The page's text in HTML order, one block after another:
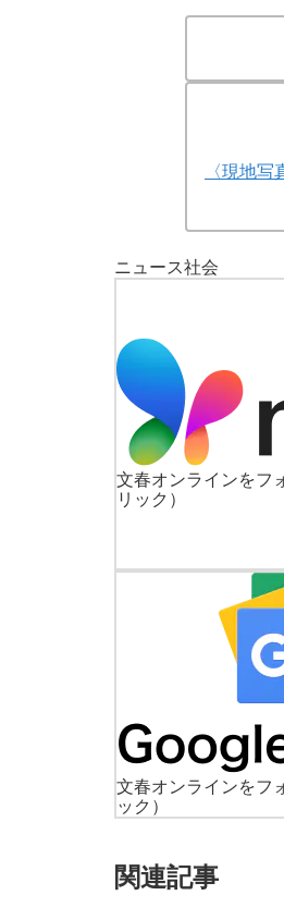
〈現地
ニュース社会
文春オンラインをフ
リック）
文春オンラインをフ
ック）
関連記事